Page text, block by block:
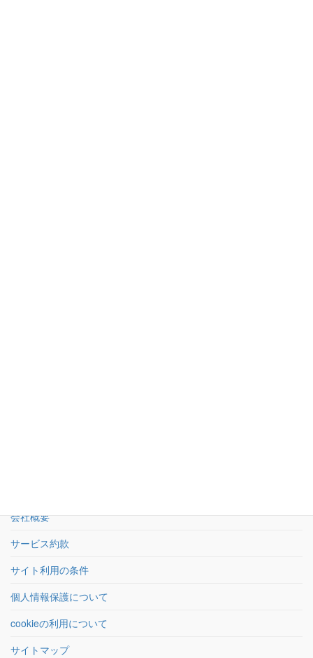
会社概要
サービス約款
サイト利用の条件
個人情報保護について
cookieの利用について
サイトマップ